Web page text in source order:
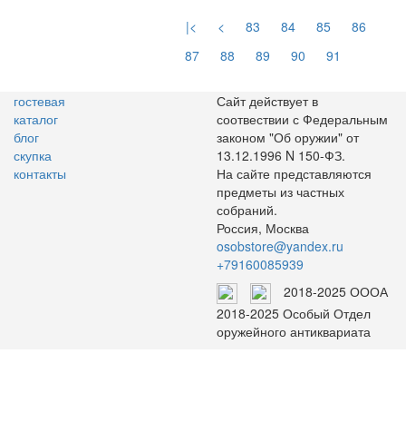
|< < 83 84 85
86
87
88 89 90 91
гостевая
каталог
блог
скупка
контакты
Сайт действует в
соотвествии с Федеральным
законом "Об оружии" от
13.12.1996 N 150-ФЗ.
На сайте представляются
предметы из частных
собраний.
Россия, Москва
osobstore@yandex.ru
+79160085939
2018-2025 ОООА
2018-2025 Особый Отдел
оружейного антиквариата